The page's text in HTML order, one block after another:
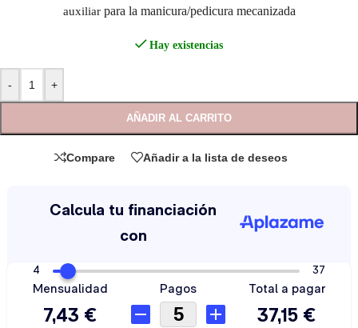
auxiliar para la manicura/pedicura mecanizada
Hay existencias
- +
AÑADIR AL CARRITO
Compare Añadir a la lista de deseos